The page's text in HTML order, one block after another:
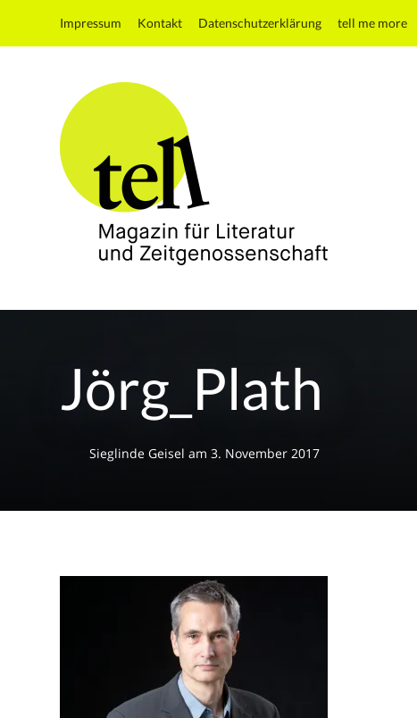
Impressum Kontakt Datenschutzerklärung tell me more
und
Zeitgenossenschaft
Jörg_Plath
Sieglinde Geiselam 3. November 2017